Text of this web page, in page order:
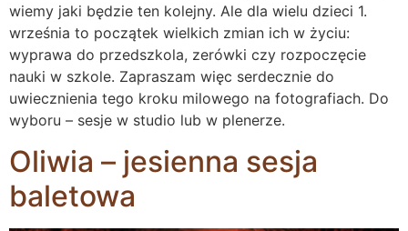
wiemy jaki będzie ten kolejny. Ale dla wielu dzieci 1.
września to początek wielkich zmian ich w życiu:
wyprawa do przedszkola, zerówki czy rozpoczęcie
nauki w szkole. Zapraszam więc serdecznie do
uwiecznienia tego kroku milowego na fotografiach. Do
wyboru – sesje w studio lub w plenerze.
Oliwia – jesienna sesja
baletowa